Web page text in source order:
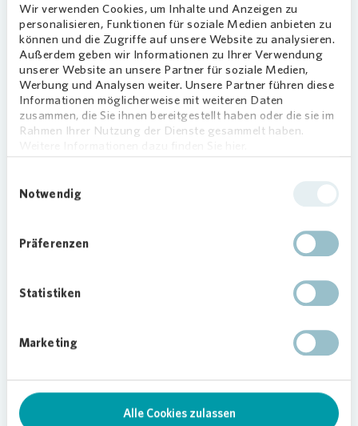
Wir verwenden Cookies, um Inhalte und Anzeigen zu
personalisieren, Funktionen für soziale Medien anbieten zu
können und die Zugriffe auf unsere Website zu analysieren.
Außerdem geben wir Informationen zu Ihrer Verwendung
unserer Website an unsere Partner für soziale Medien,
Werbung und Analysen weiter. Unsere Partner führen diese
Informationen möglicherweise mit weiteren Daten
zusammen, die Sie ihnen bereitgestellt haben oder die sie im
Rahmen Ihrer Nutzung der Dienste gesammelt haben.
Notwendig
Präferenzen
Statistiken
Marketing
Alle Cookies zulassen
Wohnung des Gesamtvorhabens wurden im
Oktober 2022 fertiggestellt. Heute sind alle
Wohnungen vermietet“, berichtet Alexander
Wuttke, Regionalleiter beiVonoviain Dresden.
Modern, grün und harmonisch
Entworfen hat die Neubauten das Dresdner
sich: „Die Gebäude sollten das Ensemble
sein und gleichzeitig einen hohen Wohnkomfort
Grün und eine hohe Aufenthaltsqualität für alle
Quartiersplatz und einer durchdachten Begrünung
Architekt.
/André Wirsig